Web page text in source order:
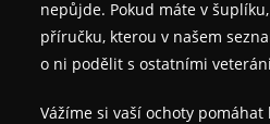
nepůjde. Pokud máte v
příručku, kterou v našem
o ni podělit s ostatními
Vážíme si vaší ochoty